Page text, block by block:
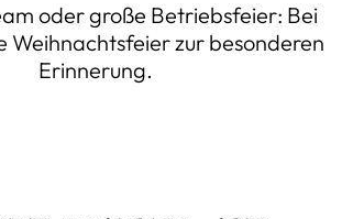
oder große Betriebsfeier: Bei
Weihnachtsfeier zur besonderen
Erinnerung.